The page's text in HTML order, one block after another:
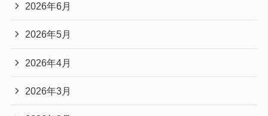
2026年6月
2026年5月
2026年4月
2026年3月